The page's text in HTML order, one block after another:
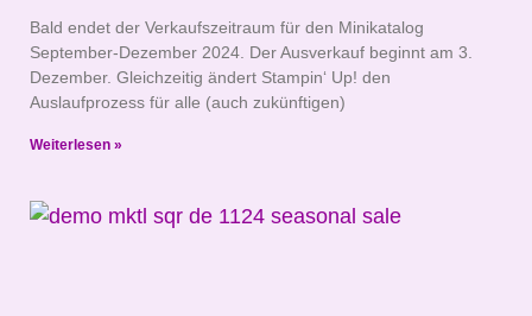
Bald endet der Verkaufszeitraum für den Minikatalog
September-Dezember 2024. Der Ausverkauf beginnt am 3.
Dezember. Gleichzeitig ändert Stampin‘ Up! den
Auslaufprozess für alle (auch zukünftigen)
Weiterlesen »